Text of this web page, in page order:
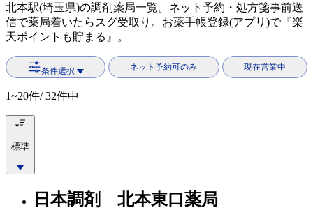
北本駅(埼玉県)の調剤薬局一覧。ネット予約・処方箋事前送
信で薬局着いたらスグ受取り。お薬手帳登録(アプリ)で『楽
天ポイントも貯まる』。
条件選択 ネット予約可のみ 現在営業中
1~20件/ 32件中
標準
日本調剤 北本東口薬局